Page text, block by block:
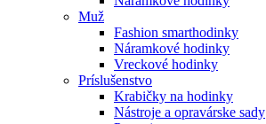
Muž
Fashion smarthodinky
Náramkové hodinky
Vreckové hodinky
Príslušenstvo
Krabičky na hodinky
Nástroje a opravárske sady